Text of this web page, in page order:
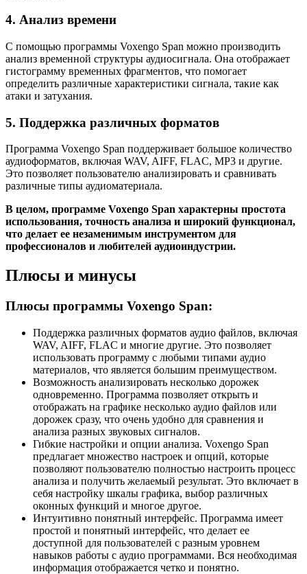
4. Анализ времени
С помощью программы Voxengo Span можно производить
анализ временной структуры аудиосигнала. Она отображает
гистограмму временных фрагментов, что помогает
определить различные характеристики сигнала, такие как
атаки и затухания.
5. Поддержка различных форматов
Программа Voxengo Span поддерживает большое количество
аудиоформатов, включая WAV, AIFF, FLAC, MP3 и другие.
Это позволяет пользователю анализировать и сравнивать
различные типы аудиоматериала.
В целом, программе Voxengo Span характерны простота
использования, точность анализа и широкий функционал,
что делает ее незаменимым инструментом для
профессионалов и любителей аудиоиндустрии.
Плюсы и минусы
Плюсы программы Voxengo Span:
Поддержка различных форматов аудио файлов, включая
WAV, AIFF, FLAC и многие другие. Это позволяет
использовать программу с любыми типами аудио
материалов, что является большим преимуществом.
Возможность анализировать несколько дорожек
одновременно. Программа позволяет открыть и
отображать на графике несколько аудио файлов или
дорожек сразу, что очень удобно для сравнения и
анализа разных звуковых сигналов.
Гибкие настройки и опции анализа. Voxengo Span
предлагает множество настроек и опций, которые
позволяют пользователю полностью настроить процесс
анализа и получить желаемый результат. Это включает в
себя настройку шкалы графика, выбор различных
оконных функций и многое другое.
Интуитивно понятный интерфейс. Программа имеет
простой и понятный интерфейс, что делает ее
доступной для пользователей с разным уровнем
навыков работы с аудио программами. Вся необходимая
информация отображается четко и понятно.